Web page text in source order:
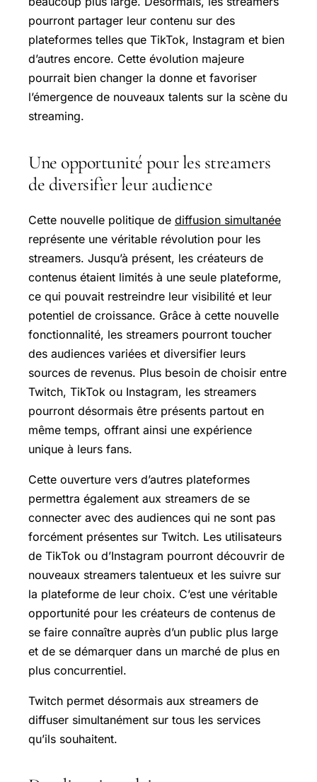
pourront partager leur contenu sur des
plateformes telles que TikTok, Instagram et bien
d’autres encore. Cette évolution majeure
pourrait bien changer la donne et favoriser
l’émergence de nouveaux talents sur la scène du
streaming.
Une opportunité pour les streamers
de diversifier leur audience
Cette nouvelle politique de diffusion simultanée
représente une véritable révolution pour les
streamers. Jusqu’à présent, les créateurs de
contenus étaient limités à une seule plateforme,
ce qui pouvait restreindre leur visibilité et leur
potentiel de croissance. Grâce à cette nouvelle
fonctionnalité, les streamers pourront toucher
des audiences variées et diversifier leurs
sources de revenus. Plus besoin de choisir entre
Twitch, TikTok ou Instagram, les streamers
pourront désormais être présents partout en
même temps, offrant ainsi une expérience
unique à leurs fans.
Cette ouverture vers d’autres plateformes
permettra également aux streamers de se
connecter avec des audiences qui ne sont pas
forcément présentes sur Twitch. Les utilisateurs
de TikTok ou d’Instagram pourront découvrir de
nouveaux streamers talentueux et les suivre sur
la plateforme de leur choix. C’est une véritable
opportunité pour les créateurs de contenus de
se faire connaître auprès d’un public plus large
et de se démarquer dans un marché de plus en
plus concurrentiel.
Twitch permet désormais aux streamers de
diffuser simultanément sur tous les services
qu’ils souhaitent.